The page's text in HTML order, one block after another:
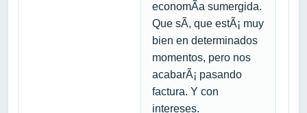
economÃ­a sumergida.
Que sÃ­, que estÃ¡ muy
bien en determinados
momentos, pero nos
acabarÃ¡ pasando
factura. Y con
intereses.